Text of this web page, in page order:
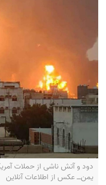
دود و آتش ناشی از حملات
یمن‌ــ عکس از اطلاعات آنلاین